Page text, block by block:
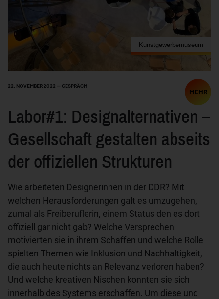
22. NOVEMBER 2022 — GESPRÄCH
MEHR
Labor#1: Designalternativen –
Gesellschaft gestalten abseits
der offiziellen Strukturen
Wie arbeiteten Designerinnen in der DDR? Mit
welchen Herausforderungen galt es umzugehen,
zumal als Freiberuflerin, einem Status den es dort
offiziell gar nicht gab? Welche Versprechen
motivierten sie in ihrem Schaffen und welche Rolle
spielten Themen wie Inklusion und Nachhaltigkeit,
die auch heute nichts an Relevanz verloren haben?
Und welche kreativen Nischen konnten sie sich
innerhalb des Systems erschaffen. Um diese und
Kunstgewerbemuseum